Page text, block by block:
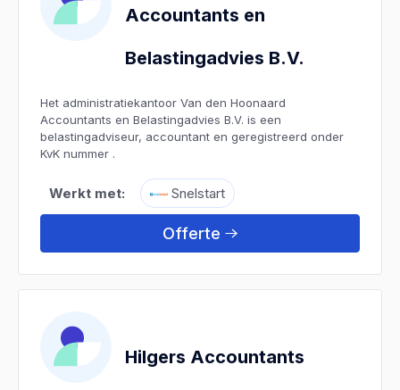
Accountants en
Belastingadvies B.V.
Het administratiekantoor Van den Hoonaard
Accountants en Belastingadvies B.V. is een
belastingadviseur, accountant en geregistreerd onder
KvK nummer .
Werkt met: Snelstart
Offerte
Hilgers Accountants